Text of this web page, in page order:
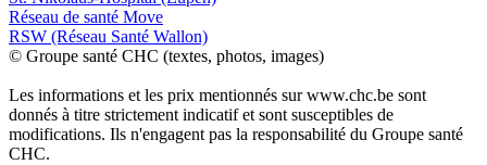
Réseau de santé Move
RSW (Réseau Santé Wallon)
© Groupe santé CHC (textes, photos, images)
Les informations et les prix mentionnés sur www.chc.be sont
donnés à titre strictement indicatif et sont susceptibles de
modifications. Ils n'engagent pas la responsabilité du Groupe santé
CHC.